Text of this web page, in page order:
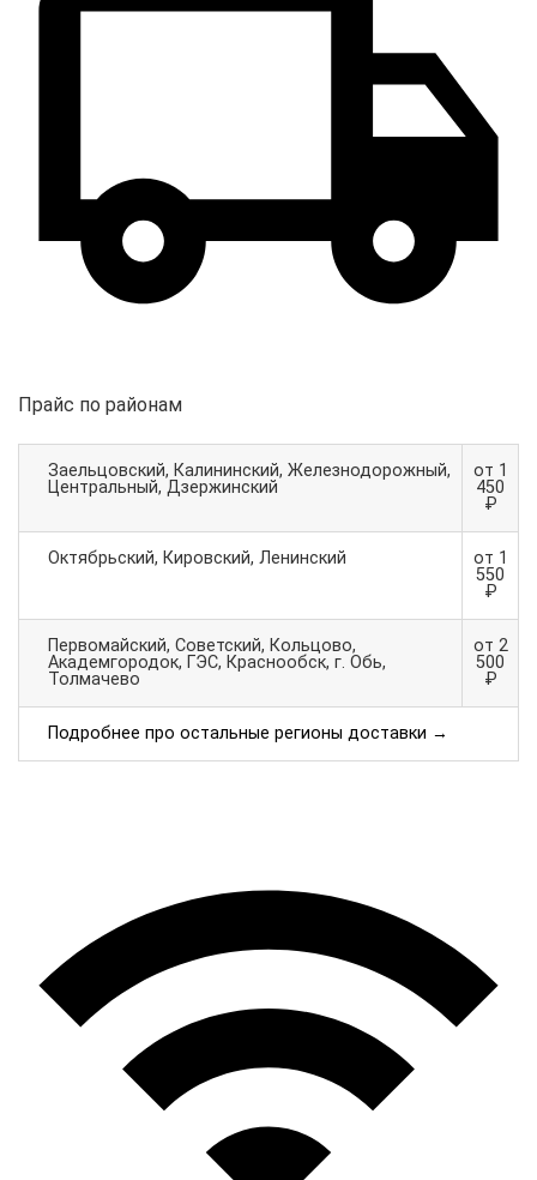
Прайс по районам
Заельцовский, Калининский, Железнодорожный,
Центральный, Дзержинский
от 1
450
₽
Октябрьский, Кировский, Ленинский
от 1
550
₽
Первомайский, Советский, Кольцово,
Академгородок, ГЭС, Краснообск, г. Обь,
Толмачево
от 2
500
₽
Подробнее про остальные регионы доставки →